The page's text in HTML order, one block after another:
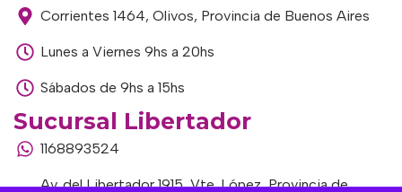
Corrientes 1464, Olivos, Provincia de Buenos Aires
Lunes a Viernes 9hs a 20hs
Sábados de 9hs a 15hs
Sucursal Libertador
1168893524
Av. del Libertador 1915, Vte. López, Provincia de